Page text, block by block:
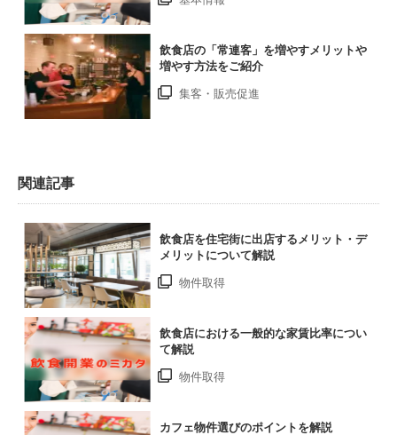
飲食店の「常連客」を増やすメリットや
増やす方法をご紹介
集客・販売促進
関連記事
飲食店を住宅街に出店するメリット・デ
メリットについて解説
物件取得
飲食店における一般的な家賃比率につい
て解説
物件取得
カフェ物件選びのポイントを解説